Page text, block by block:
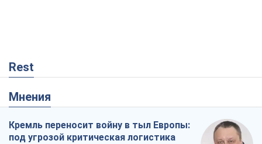
Rest
Мнения
Кремль переносит войну в тыл Европы:
под угрозой критическая логистика